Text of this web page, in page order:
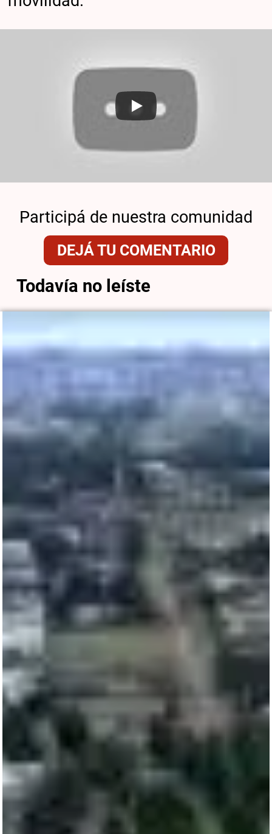
Participá de nuestra comunidad
DEJÁ TU COMENTARIO
Todavía no leíste